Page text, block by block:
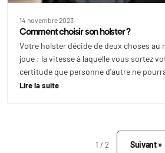
14 novembre 2023
Comment choisir son holster ?
Votre holster décide de deux choses au
joue : la vitesse à laquelle vous sortez
certitude que personne d'autre ne
Lire la suite
1 / 2 Suivant »